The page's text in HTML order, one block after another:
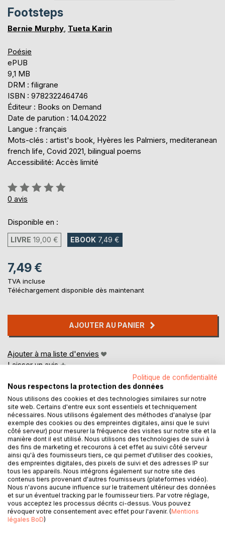
Footsteps
Bernie Murphy, Tueta Karin
Poésie
ePUB
9,1 MB
DRM : filigrane
ISBN : 9782322464746
Éditeur : Books on Demand
Date de parution : 14.04.2022
Langue : français
Mots-clés : artist's book, Hyères les Palmiers, mediteranean
french life, Covid 2021, bilingual poems
Accessibilité: Accès limité
Évaluation:
0%
0 avis
Disponible en :
LIVRE 19,00 € EBOOK 7,49 €
7,49 €
TVA incluse
Téléchargement disponible dès maintenant
AJOUTER AU PANIER
Ajouter à ma liste d'envies
Laisser un avis
DESCRIPTION
An artist's book, born from the collaboration between Irish
writer Bernie Murphy and french artist Karin Tueta , inspired
by the landscape and people of the city of Hyères, in the
south of France
Un livre d'artiste né de la collaboration entre l'écrivaine
Politique de confidentialité
Nous respectons la protection des données
Nous utilisons des cookies et des technologies similaires sur notre
site web. Certains d'entre eux sont essentiels et techniquement
nécessaires. Nous utilisons également des méthodes d'analyse (par
exemple des cookies ou des empreintes digitales, ainsi que le suivi
côté serveur) pour mesurer la fréquence des visites sur notre site et la
manière dont il est utilisé. Nous utilisons des technologies de suivi à
des fins de marketing et recourons à cet effet au suivi côté serveur
ainsi qu'à des fournisseurs tiers, ce qui permet d'utiliser des cookies,
des empreintes digitales, des pixels de suivi et des adresses IP sur
tous les appareils. Nous intégrons également sur notre site des
contenus tiers provenant d'autres fournisseurs (plateformes vidéo).
Nous n'avons aucune influence sur le traitement ultérieur des données
et sur un éventuel tracking par le fournisseur tiers. Par votre réglage,
vous acceptez les processus décrits ci-dessus. Vous pouvez
révoquer votre consentement avec effet pour l'avenir. (Mentions
légales BoD)